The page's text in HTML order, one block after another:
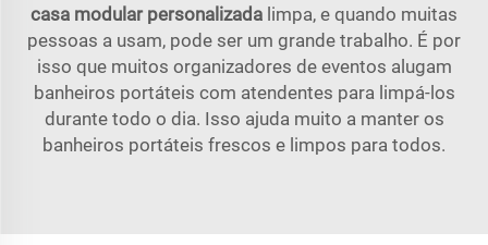
casa modular personalizada limpa, e quando muitas
pessoas a usam, pode ser um grande trabalho. É por
isso que muitos organizadores de eventos alugam
banheiros portáteis com atendentes para limpá-los
durante todo o dia. Isso ajuda muito a manter os
banheiros portáteis frescos e limpos para todos.